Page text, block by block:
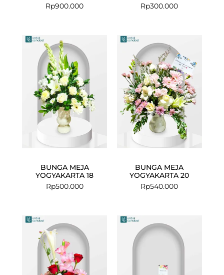
Rp900.000
Rp300.000
BUNGA MEJA
YOGYAKARTA 18
Rp500.000
BUNGA MEJA
YOGYAKARTA 20
Rp540.000